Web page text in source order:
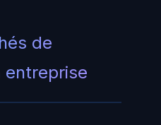
de
entreprise